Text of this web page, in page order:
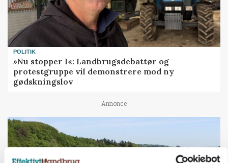
POLITIK
»Nu stopper I«: Landbrugsdebattør og
protestgruppe vil demonstrere mod ny
gødskningslov
Annonce